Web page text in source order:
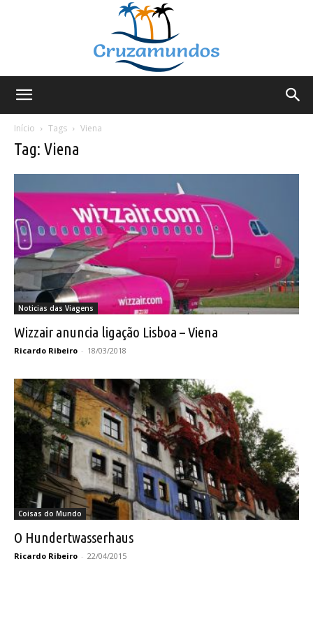
Início
Tags Viena
Tag: Viena
Noticias das Viagens
Wizzair anuncia ligação Lisboa – Viena
Ricardo Ribeiro - 18/03/2018
Coisas do Mundo
O Hundertwasserhaus
Ricardo Ribeiro - 22/04/2015